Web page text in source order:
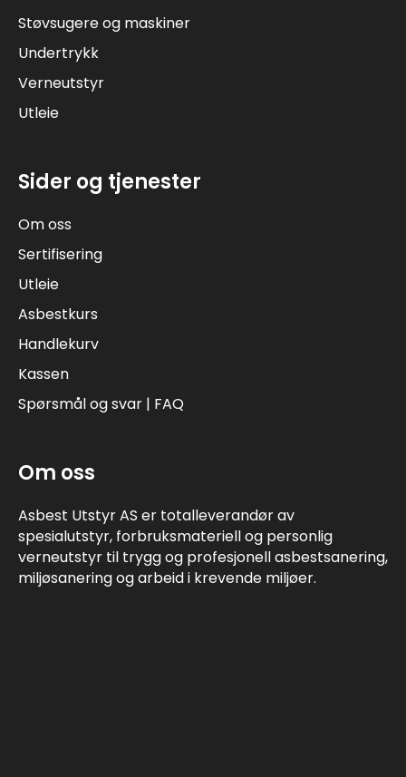
Støvsugere og maskiner
Undertrykk
Verneutstyr
Utleie
Sider og tjenester
Om oss
Sertifisering
Utleie
Asbestkurs
Handlekurv
Kassen
Spørsmål og svar | FAQ
Om oss
Asbest Utstyr AS er totalleverandør av
spesialutstyr, forbruksmateriell og personlig
verneutstyr til trygg og profesjonell asbestsanering,
miljøsanering og arbeid i krevende miljøer.